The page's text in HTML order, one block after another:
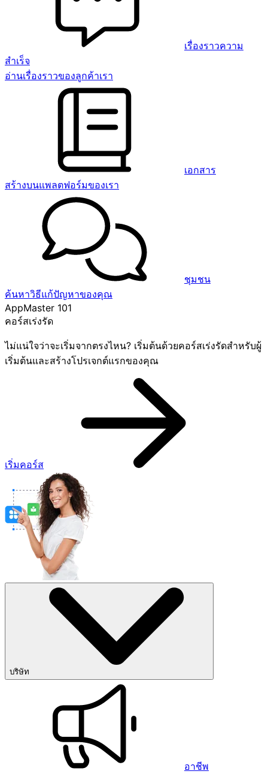
เรื่องราวความ
สำเร็จ
อ่านเรื่องราวของลูกค้าเรา
เอกสาร
สร้างบนแพลตฟอร์มของเรา
ชุมชน
ค้นหาวิธีแก้ปัญหาของคุณ
AppMaster 101
คอร์สเร่งรัด
ไม่แน่ใจว่าจะเริ่มจากตรงไหน? เริ่มต้นด้วยคอร์สเร่งรัดสำหรับผู้
เริ่มต้นและสร้างโปรเจกต์แรกของคุณ
เริ่มคอร์ส
บริษัท
อาชีพ